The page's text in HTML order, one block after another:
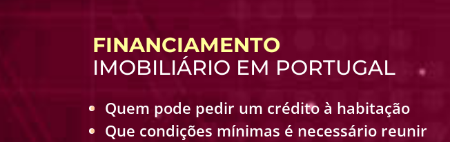
FINANCIAMENTO
IMOBILIÁRIO EM PORTUGAL
Quem pode pedir um crédito à habitação
Que condições mínimas é necessário reunir